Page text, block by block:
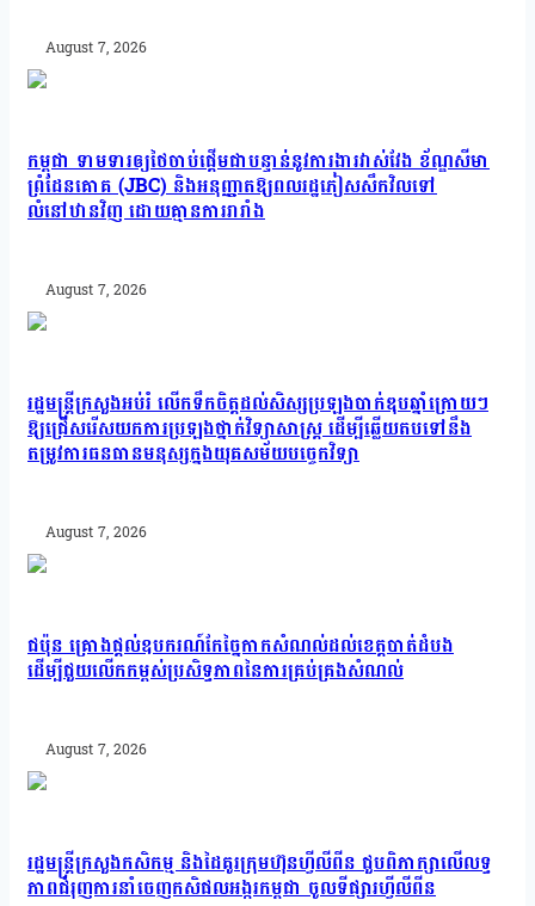
August 7, 2026
កម្ពុជា ទាមទារឲ្យថៃចាប់ផ្តើមជាបន្ទាន់នូវការងារវាស់វែង ខ័ណ្ឌសីមា
ព្រំដែនគោគ (JBC) និងអនុញ្ញាតឱ្យពលរដ្ឋភៀសសឹកវិលទៅ
លំនៅឋានវិញ ដោយគ្មានការរារាំង
August 7, 2026
រដ្ឋមន្រ្តីក្រសួងអប់រំ លើកទឹកចិត្តដល់សិស្សប្រឡងបាក់ឌុបឆ្នាំក្រោយៗ
ឱ្យជ្រើសរើសយកការប្រឡងថ្នាក់វិទ្យាសាស្ត្រ ដើម្បីឆ្លើយតបទៅនឹង
តម្រូវការធនធានមនុស្សក្នុងយុគសម័យបច្ចេកវិទ្យា
August 7, 2026
ជប៉ុន គ្រោងផ្តល់ឧបករណ៍កែច្នៃកាកសំណល់ដល់ខេត្តបាត់ដំបង
ដើម្បីជួយលើកកម្ពស់ប្រសិទ្ធភាពនៃការគ្រប់គ្រងសំណល់
August 7, 2026
រដ្ឋមន្រ្តីក្រសួងកសិកម្ម និងដៃគូរក្រុមហ៊ុនហ្វីលីពីន ជួបពិភាក្សាលើលទ្ធ
ភាពជំរុញការនាំចេញកសិផលអង្ករកម្ពុជា ចូលទីផ្សារហ្វីលីពីន